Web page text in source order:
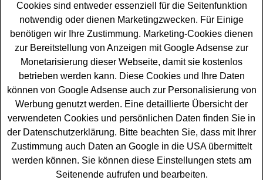
Lavazza Gewinnspiel - Italien Reise
gewinnen
Wer gern eine traumhafteItalien Reise gewinnen
möchte, sollte bei diesem kostenlosen Lavazza
Gewinnspiel mitmachen. Lavazza verlost eine Reise an
die Amalfi Küste für zwei Personen - und mit etwas Glück
können Sie diese schöne ItalienReise gewinnen. Im
Gewinn enthalten sind dabei der Flug und die Unterkunft
mit Frühstück im Gesamtwert von ca. 1500 Euro.
Cookies sind entweder essenziell für die Seitenfunktion
notwendig oder dienen Marketingzwecken. Für Einige
benötigen wir Ihre Zustimmung. Marketing-Cookies dienen
zur Bereitstellung von Anzeigen mit Google Adsense zur
Monetarisierung dieser Webseite, damit sie kostenlos
betrieben werden kann. Diese Cookies und Ihre Daten
können von Google Adsense auch zur Personalisierung von
Werbung genutzt werden. Eine detaillierte Übersicht der
verwendeten Cookies und persönlichen Daten finden Sie in
der Datenschutzerklärung. Bitte beachten Sie, dass mit Ihrer
Zustimmung auch Daten an Google in die USA übermittelt
werden können. Sie können diese Einstellungen stets am
Seitenende aufrufen und bearbeiten.